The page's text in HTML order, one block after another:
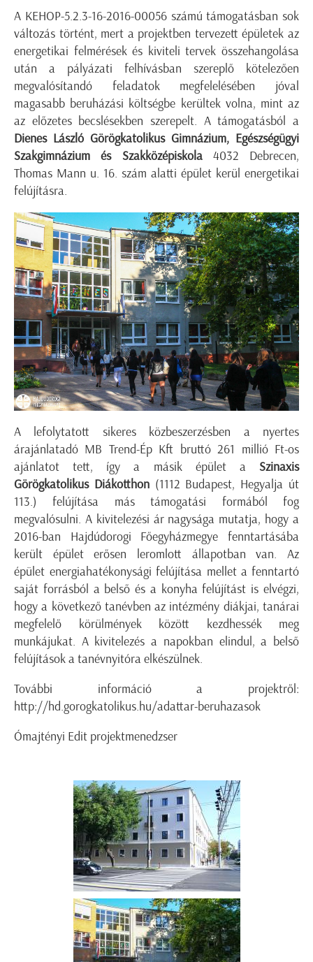
A KEHOP-5.2.3-16-2016-00056 számú támogatásban sok
változás történt, mert a projektben tervezett épületek az
energetikai felmérések és kiviteli tervek összehangolása
után a pályázati felhívásban szereplő kötelezően
megvalósítandó feladatok megfelelésében jóval
magasabb beruházási költségbe kerültek volna, mint az
az előzetes becslésekben szerepelt. A támogatásból a
Dienes László Görögkatolikus Gimnázium, Egészségügyi
Szakgimnázium és Szakközépiskola 4032 Debrecen,
Thomas Mann u. 16. szám alatti épület kerül energetikai
felújításra.
A lefolytatott sikeres közbeszerzésben a nyertes
árajánlatadó MB Trend-Ép Kft bruttó 261 millió Ft-os
ajánlatot tett, így a másik épület a Szinaxis
Görögkatolikus Diákotthon(1112 Budapest, Hegyalja út
113.) felújítása más támogatási formából fog
megvalósulni. A kivitelezési ár nagysága mutatja, hogy a
2016-ban Hajdúdorogi Főegyházmegye fenntartásába
került épület erősen leromlott állapotban van. Az
épület energiahatékonysági felújítása mellet a fenntartó
saját forrásból a belső és a konyha felújítást is elvégzi,
hogy a következő tanévben az intézmény diákjai, tanárai
megfelelő körülmények között kezdhessék meg
munkájukat. A kivitelezés a napokban elindul, a belső
felújítások a tanévnyitóra elkészülnek.
További információ a projektről:
http://hd.gorogkatolikus.hu/adattar-beruhazasok
Ómajtényi Edit projektmenedzser